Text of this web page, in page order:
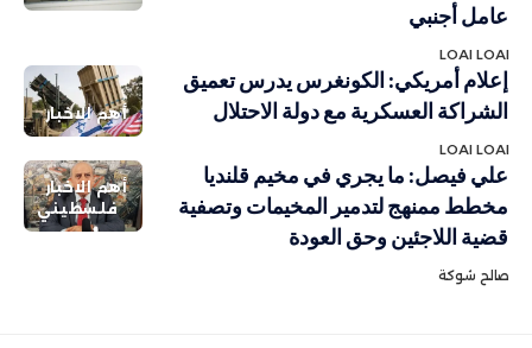
عامل أجنبي
LOAI LOAI
أهم الاخبار
إعلام أمريكي: الكونغرس يدرس تعميق
الشراكة العسكرية مع دولة الاحتلال
LOAI LOAI
أهم الاخبار
فلسطيني
علي فيصل: ما يجري في مخيم قلنديا
مخطط ممنهج لتدمير المخيمات وتصفية
قضية اللاجئين وحق العودة
صالح شوكة